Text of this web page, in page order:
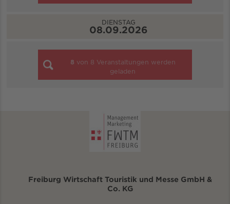
DIENSTAG
08.09.2026
8 von 8 Veranstaltungen werden
geladen
Freiburg Wirtschaft Touristik und Messe GmbH &
Co. KG